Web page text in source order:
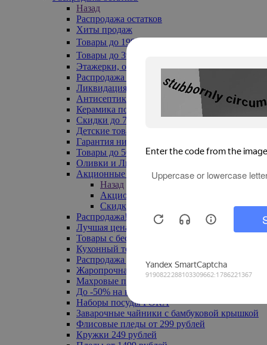
Назад
Распродажа остатков
Хиты продаж
Товары до 199₽
Товары до 399₽
Этажерки, обувницы
Распродажа текстиля до -50%
Ликвидация до -70%
Антисептики
Керамика по 129 руб
Скидки до 70%
Детские товары
Гарантия низкой цены
Товары до 500 руб
Оливки и Лимоны
Акционные товары
Назад
Акционные товары
Скидка 20% по промокоду
Распродажа! Ульяновск до -70%
Лучшая цена
Товары с бесплатной доставкой
Кухонный текстиль
Распродажа до -50%
Жаропрочная посуда
Махровые полотенца
До -50% на ковры
Наборы посуды FORA
Заварочные чайники с бамбуковой крышкой
Флисовые пледы от 299 рублей
Кружки 249 рублей